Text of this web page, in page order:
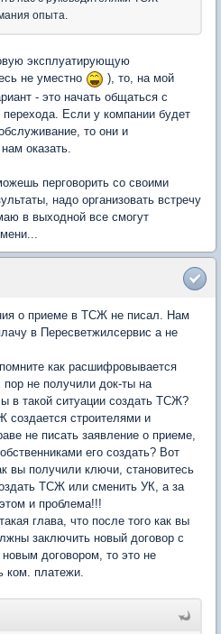
опыта.
эксплуатирующую
не уместно
), то, на мой
- это начать общаться с
Если у компании будет
то они и
оказать.
перговорить со своими
надо организовать встречу
в выходной все смогут
о приеме в ТСЖ не писал. Нам
в Пересветжилсервис а не
как расшифровывается
не получили док-ты на
в такой ситуации создать ТСЖ?
создается строителями и
не писать заявление о приеме,
его создать? Вот
вы получили ключи, становитесь
ТСЖ или сменить УК, а за
и проблема!!!
глава, что после того как вы
заключить новый договор с
договором, то это не
ком. платежи.